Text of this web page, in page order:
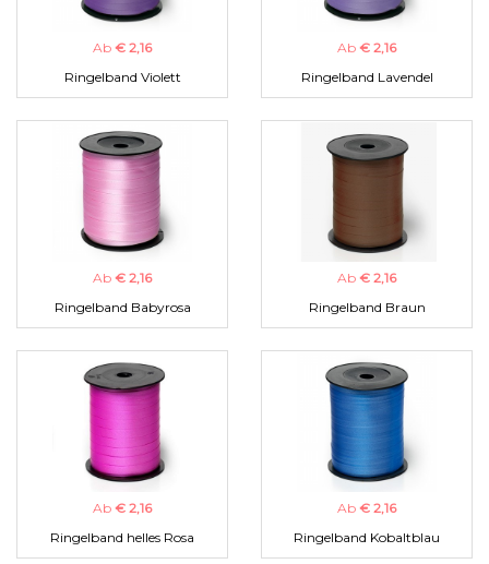
Ab € 2,16
Ringelband Violett
Ab € 2,16
Ringelband Lavendel
Ab € 2,16
Ringelband Babyrosa
Ab € 2,16
Ringelband Braun
Ab € 2,16
Ringelband helles Rosa
Ab € 2,16
Ringelband Kobaltblau